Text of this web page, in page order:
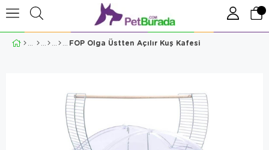
FOP Olga Üstten Açılır Kuş Kafesi